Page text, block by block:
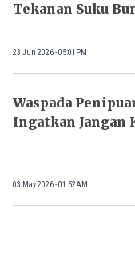
Tekanan Suku
23 Jun 2026 - 05:01PM
Waspada
Ingatkan Jangan
03 May 2026 - 01:52AM